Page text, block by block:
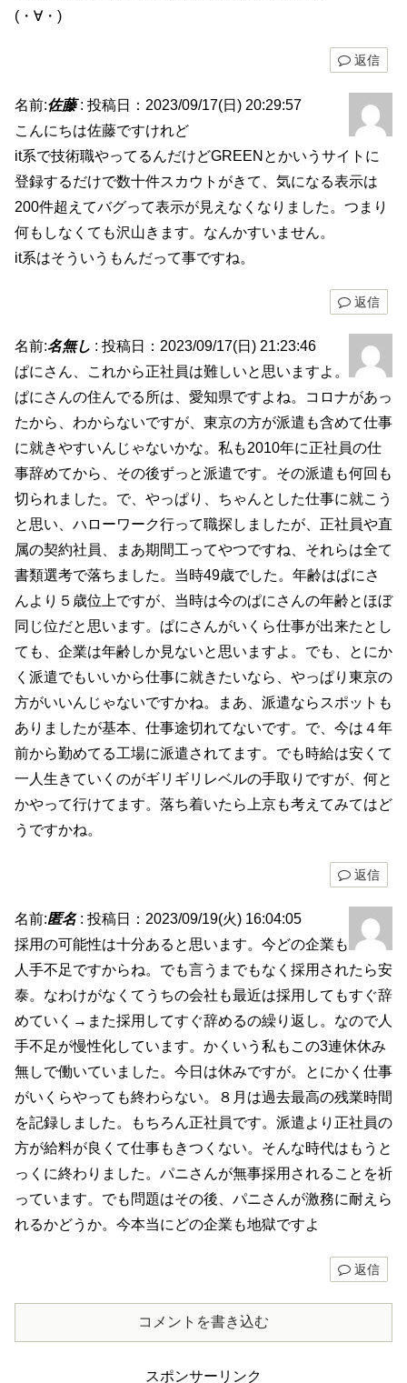
(・∀・)
返信
名前:佐藤: 投稿日：2023/09/17(日) 20:29:57
こんにちは佐藤ですけれど
it系で技術職やってるんだけどGREENとかいうサイトに
登録するだけで数十件スカウトがきて、気になる表示は
200件超えてバグって表示が見えなくなりました。つまり
何もしなくても沢山きます。なんかすいません。
it系はそういうもんだって事ですね。
返信
名前:名無し : 投稿日：2023/09/17(日) 21:23:46
ぱにさん、これから正社員は難しいと思いますよ。
ぱにさんの住んでる所は、愛知県ですよね。コロナがあっ
たから、わからないですが、東京の方が派遣も含めて仕事
に就きやすいんじゃないかな。私も2010年に正社員の仕
事辞めてから、その後ずっと派遣です。その派遣も何回も
切られました。で、やっぱり、ちゃんとした仕事に就こう
と思い、ハローワーク行って職探しましたが、正社員や直
属の契約社員、まあ期間工ってやつですね、それらは全て
書類選考で落ちました。当時49歳でした。年齢はぱにさ
んより５歳位上ですが、当時は今のぱにさんの年齢とほぼ
同じ位だと思います。ぱにさんがいくら仕事が出来たとし
ても、企業は年齢しか見ないと思いますよ。でも、とにか
く派遣でもいいから仕事に就きたいなら、やっぱり東京の
方がいいんじゃないですかね。まあ、派遣ならスポットも
ありましたが基本、仕事途切れてないです。で、今は４年
前から勤めてる工場に派遣されてます。でも時給は安くて
一人生きていくのがギリギリレベルの手取りですが、何と
かやって行けてます。落ち着いたら上京も考えてみてはど
うですかね。
返信
名前:匿名: 投稿日：2023/09/19(火) 16:04:05
採用の可能性は十分あると思います。今どの企業も
人手不足ですからね。でも言うまでもなく採用されたら安
泰。なわけがなくてうちの会社も最近は採用してもすぐ辞
めていく→また採用してすぐ辞めるの繰り返し。なので人
手不足が慢性化しています。かくいう私もこの3連休休み
無しで働いていました。今日は休みですが。とにかく仕事
がいくらやっても終わらない。８月は過去最高の残業時間
を記録しました。もちろん正社員です。派遣より正社員の
方が給料が良くて仕事もきつくない。そんな時代はもうと
っくに終わりました。パニさんが無事採用されることを祈
っています。でも問題はその後、パニさんが激務に耐えら
れるかどうか。今本当にどの企業も地獄ですよ
返信
コメントを書き込む
スポンサーリンク